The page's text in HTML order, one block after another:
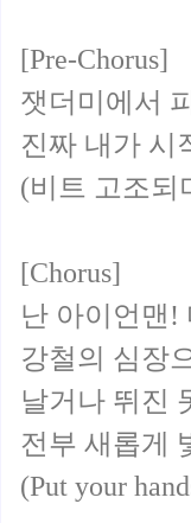
[Pre-Chorus]
잿더미에서
진짜 내가 시
(비트 고조되
[Chorus]
난 아이언맨!
강철의 심장
날거나 뛰진
전부 새롭게
(Put your